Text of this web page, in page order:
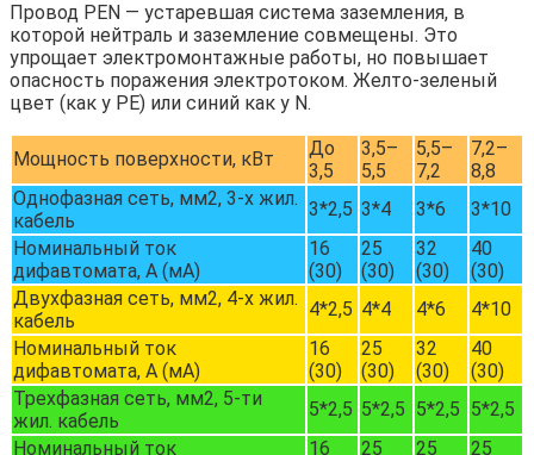
Провод PEN — устаревшая система заземления, в
которой нейтраль и заземление совмещены. Это
упрощает электромонтажные работы, но повышает
опасность поражения электротоком. Желто-зеленый
цвет (как у PE) или синий как у N.
Мощность поверхности, кВт
До
3,5
3,5–
5,5
5,5–
7,2
7,2–
8,8
Однофазная сеть, мм2, 3-х жил.
кабель
3*2,5 3*4 3*6
3*10
Номинальный ток
дифавтомата, А (мА)
16
(30)
25
(30)
32
(30)
40
(30)
Двухфазная сеть, мм2, 4-х жил.
кабель
4*2,5 4*4 4*6
4*10
Номинальный ток
дифавтомата, А (мА)
16
(30)
25
(30)
32
(30)
40
(30)
Трехфазная сеть, мм2, 5-ти
жил. кабель
5*2,5 5*2,5 5*2,5 5*2,5
Номинальный ток
16 25 25 25